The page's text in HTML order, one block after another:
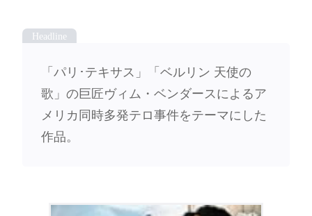
「パリ･テキサス」「ベルリン 天使の
歌」の巨匠ヴィム・ベンダースによるア
メリカ同時多発テロ事件をテーマにした
作品。